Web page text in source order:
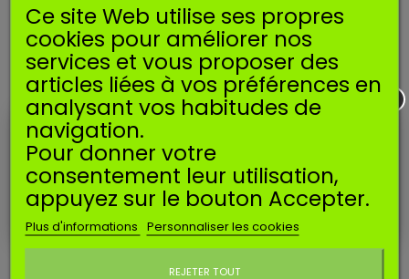
DOLMAR
: 109, 110i, 111, 115, 115i, PS-43, PS-52, PS-540.
MAKITA: DCS430, DCS-520I, DCS-6800i
*Données indicatives et non exhaustives
ACCESSOIRES
Ce site Web utilise ses propres
cookies pour améliorer nos
services et vous proposer des
articles liées à vos préférences en
analysant vos habitudes de
navigation.
Pour donner votre
consentement leur utilisation,
appuyez sur le bouton Accepter.
Plus d'informations Personnaliser les cookies
REJETER TOUT